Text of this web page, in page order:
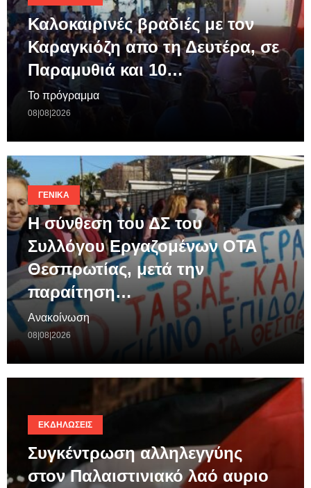
Καλοκαιρινές βραδιές με τον
Καραγκιόζη απο τη Δευτέρα, σε
Παραμυθιά και 10…
Το πρόγραμμα
08|08|2026
ΓΕΝΙΚΆ
Η σύνθεση του ΔΣ του
Συλλόγου Εργαζομένων ΟΤΑ
Θεσπρωτίας, μετά την
παραίτηση…
Ανακοίνωση
08|08|2026
ΕΚΔΗΛΏΣΕΙΣ
Συγκέντρωση αλληλεγγύης
στον Παλαιστινιακό λαό αυριο